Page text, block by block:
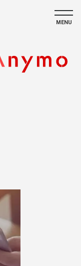
MENU